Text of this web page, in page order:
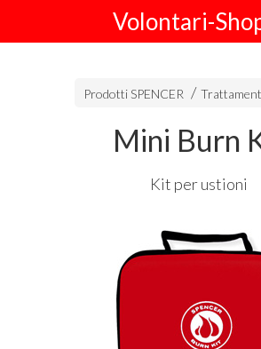
Volontari-
Prodotti SPENCER
Mini Burn
Kit per ustioni